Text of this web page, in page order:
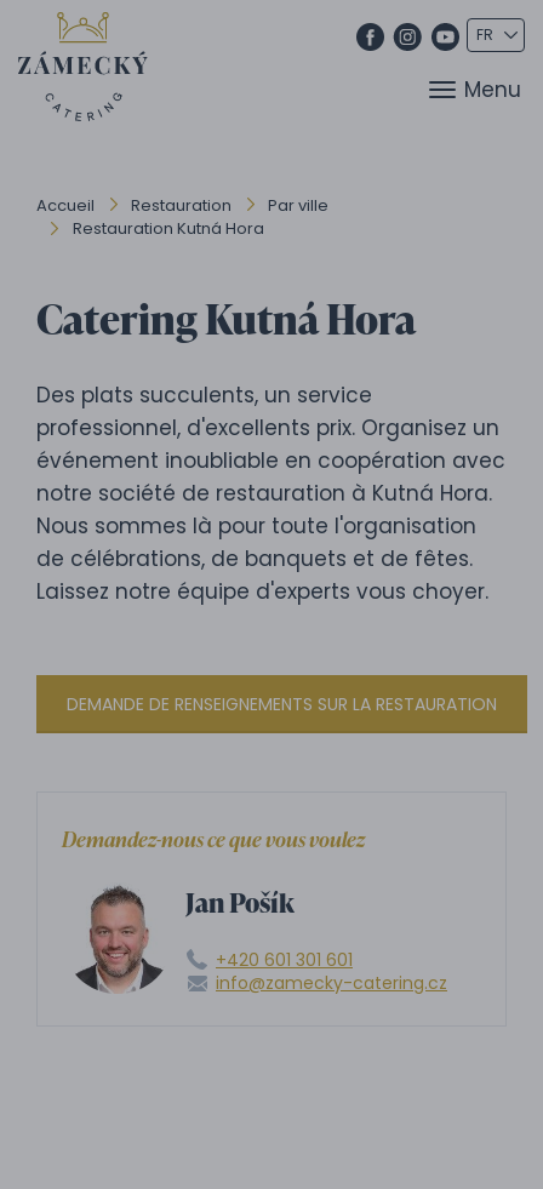
Menu
Accueil Restauration
Par ville
Restauration Kutná Hora
Catering Kutná Hora
Des plats succulents, un service
professionnel, d'excellents prix. Organisez un
événement inoubliable en coopération avec
notre société de restauration à Kutná Hora.
Nous sommes là pour toute l'organisation
de célébrations, de banquets et de fêtes.
Laissez notre équipe d'experts vous choyer.
DEMANDE DE RENSEIGNEMENTS SUR LA RESTAURATION
Demandez-nous ce que vous voulez
Jan Pošík
+420 601 301 601
info@zamecky-catering.cz